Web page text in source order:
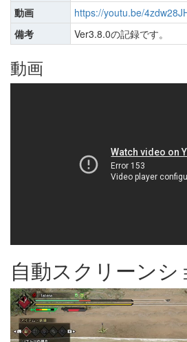
動画
https://youtu.be/
備考
Ver3.8.0の記録です。
動画
自動スクリーンシ